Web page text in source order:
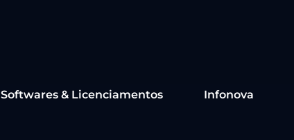
Softwares & Licenciamentos Infonova